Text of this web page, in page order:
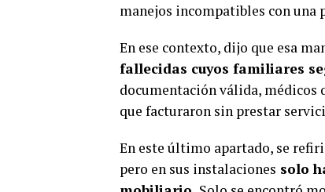
manejos incompatibles con una
En ese contexto, dijo que esa
fallecidas cuyos familiares
documentación válida, médicos
que facturaron sin prestar
En este último apartado, se
pero en sus instalaciones solo